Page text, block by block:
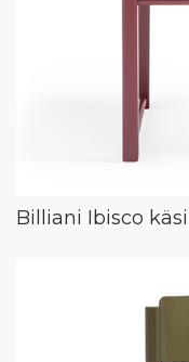
Billiani Ibisco